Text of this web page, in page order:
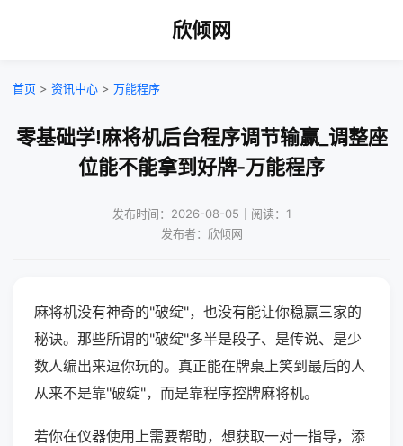
欣倾网
首页 > 资讯中心 > 万能程序
零基础学!麻将机后台程序调节输赢_调整座
位能不能拿到好牌-万能程序
发布时间：2026-08-05｜阅读：1
发布者：欣倾网
麻将机没有神奇的"破绽"，也没有能让你稳赢三家的
秘诀。那些所谓的"破绽"多半是段子、是传说、是少
数人编出来逗你玩的。真正能在牌桌上笑到最后的人
从来不是靠"破绽"，而是靠程序控牌麻将机。
若你在仪器使用上需要帮助，想获取一对一指导，添